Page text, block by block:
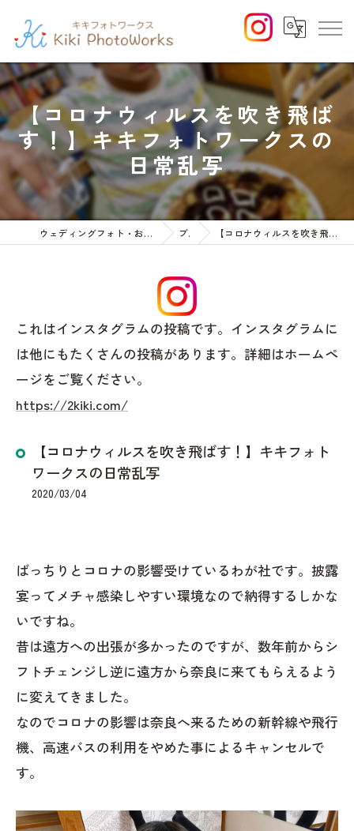
【コロナウィルスを吹き飛ば
す！】キキフォトワークスの
日常乱写
ウェディングフォト・お宮参りや七五三等のファミリーフォト ブログ 【コロナウィルスを吹き飛ばす！】キキフォトワークスの日常乱写
【コロナウィルスを吹き飛ばす！】キキフォト
ワークスの日常乱写
2020/03/04
ばっちりとコロナの影響受けているわが社です。披露
宴ってメチャ感染しやすい環境なので納得するしかな
いですね。
昔は遠方への出張が多かったのですが、数年前からシ
フトチェンジし逆に遠方から奈良に来てもらえるよう
に変えてきました。
なのでコロナの影響は奈良へ来るための新幹線や飛行
機、高速バスの利用をやめた事によるキャンセルで
す。
これはインスタグラムの投稿です。インスタグラムに
は他にもたくさんの投稿があります。詳細はホームペ
ージをご覧ください。
https://2kiki.com/